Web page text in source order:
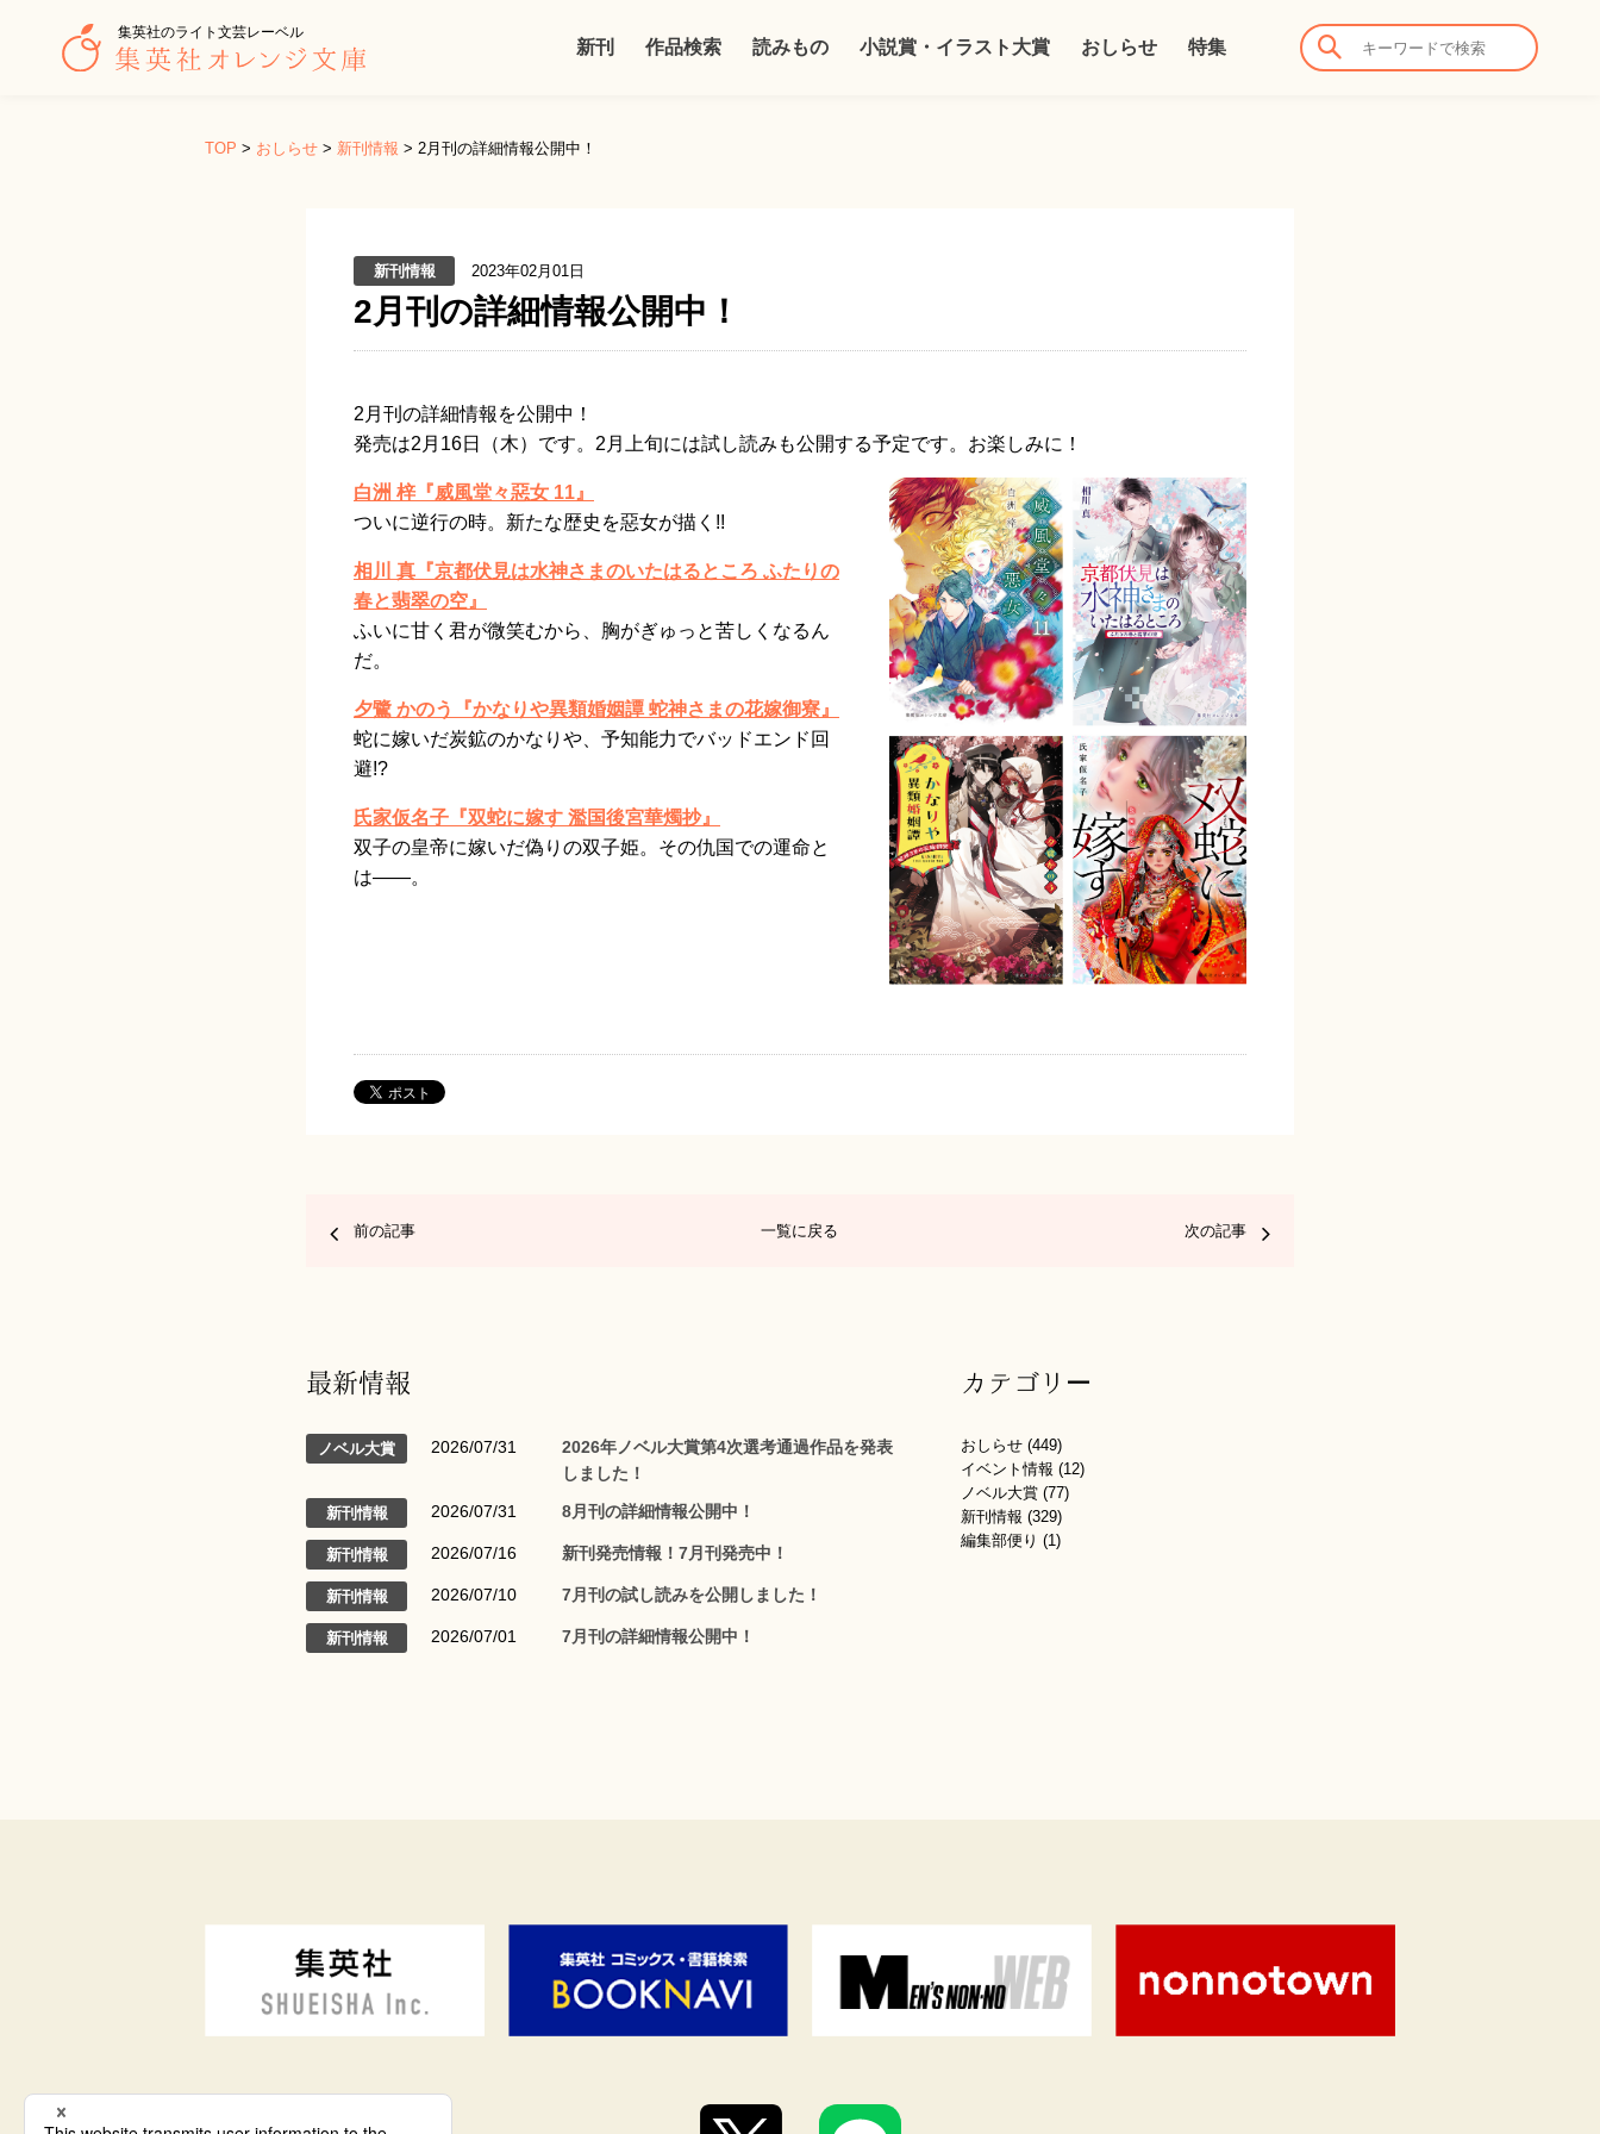
集英社のライト文芸レーベル
新刊 作品検索 読みもの 小説賞・イラスト大賞 おしらせ 特集
TOP > おしらせ > 新刊情報 > 2月刊の詳細情報公開中！
新刊情報 2023年02月01日
2月刊の詳細情報公開中！
2月刊の詳細情報を公開中！
発売は2月16日（木）です。2月上旬には試し読みも公開する予定です。お楽しみに！
白洲 梓『威風堂々惡女 11』
ついに逆行の時。新たな歴史を惡女が描く!!
相川 真『京都伏見は水神さまのいたはるところ ふたりの
春と翡翠の空』
ふいに甘く君が微笑むから、胸がぎゅっと苦しくなるん
だ。
夕鷺 かのう『かなりや異類婚姻譚 蛇神さまの花嫁御寮』
蛇に嫁いだ炭鉱のかなりや、予知能力でバッドエンド回
避!?
氏家仮名子『双蛇に嫁す 濫国後宮華燭抄』
双子の皇帝に嫁いだ偽りの双子姫。その仇国での運命と
は——。
前の記事 一覧に戻る 次の記事
最新情報
ノベル大賞 2026/07/31
2026年ノベル大賞第4次選考通過作品を発表
しました！
新刊情報 2026/07/31 8月刊の詳細情報公開中！
新刊情報 2026/07/16 新刊発売情報！7月刊発売中！
新刊情報 2026/07/10 7月刊の試し読みを公開しました！
新刊情報 2026/07/01 7月刊の詳細情報公開中！
カテゴリー
おしらせ (449)
イベント情報 (12)
ノベル大賞 (77)
新刊情報 (329)
編集部便り (1)